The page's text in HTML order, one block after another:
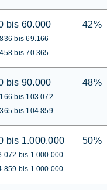
bis 60.000
bis 69.166
bis 70.365
42%
bis 90.000
bis 103.072
bis 104.859
48%
bis 1.000.000
bis 1.000.000
bis 1.000.000
50%